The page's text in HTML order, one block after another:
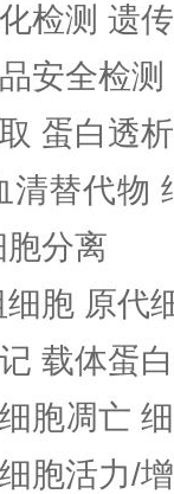
检测 遗
安全检
蛋白透
清替代物
分离
细胞 原代
载体蛋
胞凋亡
胞活力/